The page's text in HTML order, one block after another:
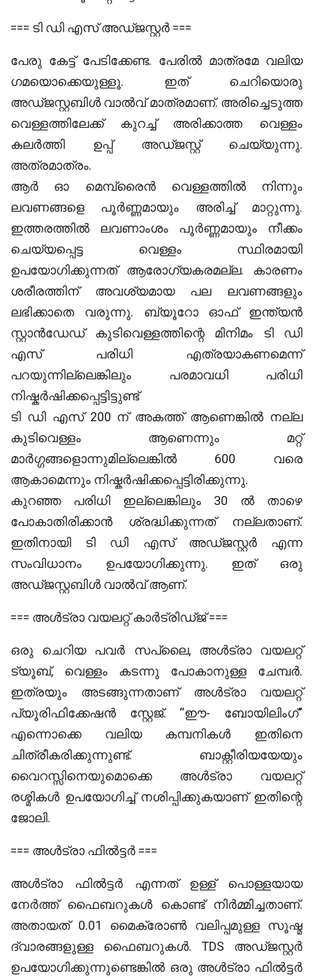
=== ടി ഡി എസ് അഡ്ജസ്റ്റർ ===
പേരു കേട്ട് പേടിക്കേണ്ട. പേരിൽ മാത്രമേ വലിയ
ഗമയൊക്കെയുള്ളൂ. ഇത് ചെറിയൊരു
അഡ്ജസ്റ്റബിൾ വാൽവ് മാത്രമാണ്. അരിച്ചെടുത്ത
വെള്ളത്തിലേക്ക് കുറച്ച് അരിക്കാത്ത വെള്ളം
കലർത്തി ഉപ്പ് അഡ്ജസ്റ്റ് ചെയ്യുന്നു.
അത്രമാത്രം.
ആർ ഓ മെമ്പ്രൈൻ വെള്ളത്തിൽ നിന്നും
ലവണങ്ങളെ പൂർണ്ണമായും അരിച്ച് മാറ്റുന്നു.
ഇത്തരത്തിൽ ലവണാംശം പൂർണ്ണമായും നീക്കം
ചെയ്യപ്പെട്ട വെള്ളം സ്ഥിരമായി
ഉപയോഗിക്കുന്നത് ആരോഗ്യകരമല്ല. കാരണം
ശരീരത്തിന് അവശ്യമായ പല ലവണങ്ങളും
ലഭിക്കാതെ വരുന്നു. ബ്യൂറോ ഓഫ് ഇന്ത്യൻ
സ്റ്റാൻഡേഡ് കുടിവെള്ളത്തിന്റെ മിനിമം ടി ഡി
എസ് പരിധി എത്രയാകണമെന്ന്
പറയുന്നില്ലെങ്കിലും പരമാവധി പരിധി
നിഷ്കർഷിക്കപ്പെട്ടിട്ടുണ്ട്
ടി ഡി എസ് 200 ന് അകത്ത് ആണെങ്കിൽ നല്ല
കുടിവെള്ളം ആണെന്നും മറ്റ്
മാർഗ്ഗങ്ങളൊന്നുമില്ലെങ്കിൽ 600 വരെ
ആകാമെന്നും നിഷ്കർഷിക്കപ്പെട്ടിരിക്കുന്നു.
കുറഞ്ഞ പരിധി ഇല്ലെങ്കിലും 30 ൽ താഴെ
പോകാതിരിക്കാൻ ശ്രദ്ധിക്കുന്നത് നല്ലതാണ്.
ഇതിനായി ടി ഡി എസ് അഡ്ജസ്റ്റർ എന്ന
സംവിധാനം ഉപയോഗിക്കുന്നു. ഇത് ഒരു
അഡ്ജസ്റ്റബിൾ വാൽവ് ആണ്.
=== അൾട്രാ വയലറ്റ് കാർട്രിഡ്ജ് ===
ഒരു ചെറിയ പവർ സപ്ലൈ, അൾട്രാ വയലറ്റ്
ട്യൂബ്, വെള്ളം കടന്നു പോകാനുള്ള ചേമ്പർ.
ഇത്രയും അടങ്ങുന്നതാണ് അൾട്രാ വയലറ്റ്
പ്യൂരിഫിക്കേഷൻ സ്റ്റേജ്. “ഈ- ബോയിലിംഗ്”
എന്നൊക്കെ വലിയ കമ്പനികൾ ഇതിനെ
ചിത്രീകരിക്കുന്നുണ്ട്. ബാക്റ്റീരിയയേയും
വൈറസ്സിനെയുമൊക്കെ അൾട്രാ വയലറ്റ്
രശ്മികൾ ഉപയോഗിച്ച് നശിപ്പിക്കുകയാണ് ഇതിന്റെ
ജോലി.
=== അൾട്രാ ഫിൽട്ടർ ===
അൾട്രാ ഫിൽട്ടർ എന്നത് ഉള്ള് പൊള്ളയായ
നേർത്ത് ഫൈബറുകൾ കൊണ്ട് നിർമ്മിച്ചതാണ്.
അതായത് 0.01 മൈക്രോൺ വലിപ്പമുള്ള സൂഷ്മ
ദ്വാരങ്ങളുള്ള ഫൈബറുകൾ. TDS അഡ്ജസ്റ്റർ
ഉപയോഗിക്കുന്നുണ്ടെങ്കിൽ ഒരു അൾട്രാ ഫിൽട്ടർ